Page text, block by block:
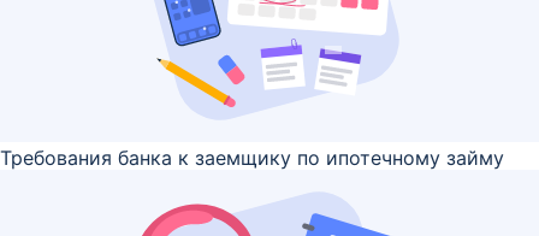
Требования банка к заемщику по ипотечному займу